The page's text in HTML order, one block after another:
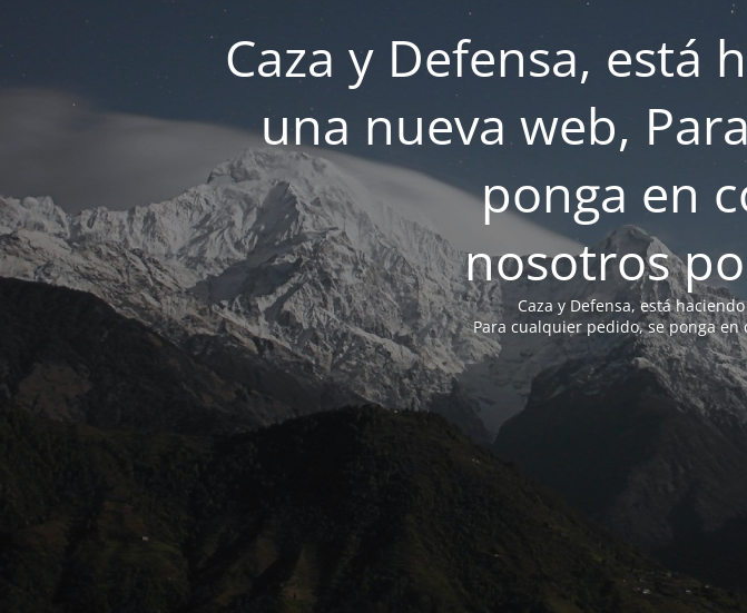
Caza y Defensa, está
una nueva web,
ponga en
nosotros
Caza y Defensa, está
Para cualquier pedido, se ponga